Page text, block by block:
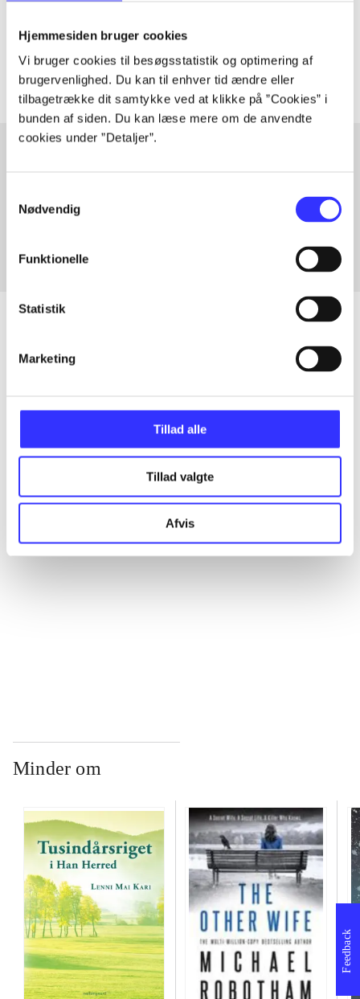
Hjemmesiden bruger cookies
Vi bruger cookies til besøgsstatistik og optimering af
brugervenlighed. Du kan til enhver tid ændre eller
tilbagetrække dit samtykke ved at klikke på ”Cookies” i
bunden af siden. Du kan læse mere om de anvendte
cookies under ”Detaljer”.
Nødvendig
Funktionelle
Statistik
Marketing
Tillad alle
Tillad valgte
Afvis
Artiklerne i handler ofte om
Fra
Artikler
...
Minder om
Feedback